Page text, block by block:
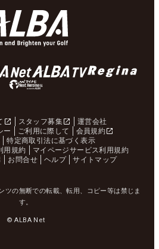
スタッフ募集
運営会社
ー
ご利用に際して
会員規約
特定商取引法に基づく表示
用規約
マイページサービス利用規約
お問合せ ヘルプ サイトマップ
ツの無断での転載、転用、コピー等は禁じま
す。
© ALBA Net